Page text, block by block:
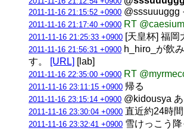
2011-11-16 21:15:52 +0900 @sssuuuggg
2011-11-16 21:17:40 +0900 RT
2011-11-16 21:25:33 +0900 [天皇杯] 福岡
2011-11-16 21:56:31 +0900 h_hiro_が飲
す。
[URL] [lab]
2011-11-16 22:35:00 +0900 RT
2011-11-16 23:11:15 +0900 帰る
2011-11-16 23:15:14 +0900 @kidousya
2011-11-16 23:30:04 +0900 直近約24時
2011-11-16 23:32:41 +0900 雪けっこう